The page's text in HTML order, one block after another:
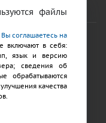
ПАК»
сайтов
файлы
Вы соглашаетесь на
включают в себя:
язык и версию
сведения об
обрабатываются
качества